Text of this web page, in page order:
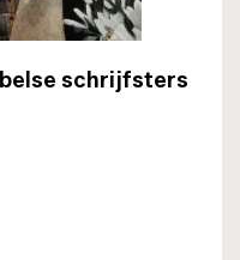
schrijfsters